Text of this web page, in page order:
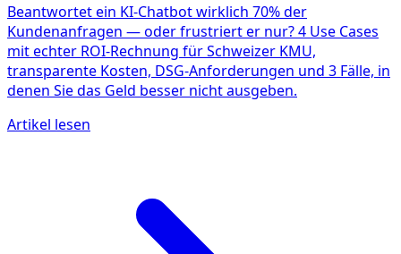
Beantwortet ein KI-Chatbot wirklich 70% der
Kundenanfragen — oder frustriert er nur? 4 Use Cases
mit echter ROI-Rechnung für Schweizer KMU,
transparente Kosten, DSG-Anforderungen und 3 Fälle, in
denen Sie das Geld besser nicht ausgeben.
Artikel lesen